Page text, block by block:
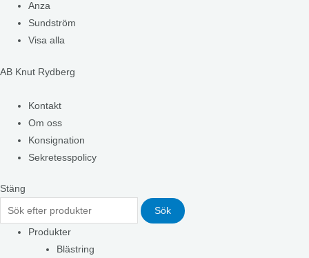
Anza
Sundström
Visa alla
AB Knut Rydberg
Kontakt
Om oss
Konsignation
Sekretesspolicy
Stäng
Sök
Produkter
Blästring